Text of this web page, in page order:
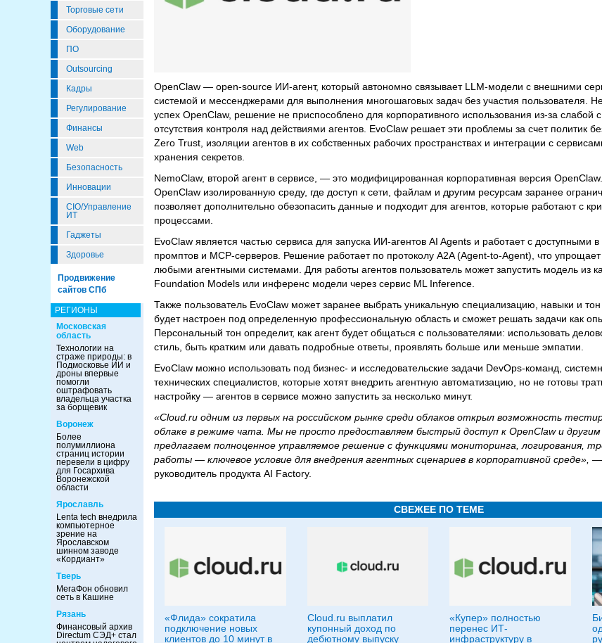
Торговые сети
Оборудование
ПО
Outsourcing
Кадры
Регулирование
Финансы
Web
Безопасность
Инновации
CIO/Управление
ИТ
Гаджеты
Здоровье
Продвижение
сайтов СПб
РЕГИОНЫ
Московская
область
Технологии на
страже природы: в
Подмосковье ИИ и
дроны впервые
помогли
оштрафовать
владельца участка
за борщевик
Воронеж
Более
полумиллиона
страниц истории
перевели в цифру
для Госархива
Воронежской
области
Ярославль
Lenta tech внедрила
компьютерное
зрение на
Ярославском
шинном заводе
«Кордиант»
Тверь
МегаФон обновил
сеть в Кашине
Рязань
Финансовый архив
Directum СЭД+ стал
OpenClaw — open-source ИИ-агент, который автономно связывает LLM-модели с внешними
системой и мессенджерами для выполнения многошаговых задач без участия пользователя.
успех OpenClaw, решение не приспособлено для корпоративного использования из-за слабой
отсутствия контроля над действиями агентов. EvoClaw решает эти проблемы за счет политик
Zero Trust, изоляции агентов в их собственных рабочих пространствах и интеграции с
хранения секретов.
NemoClaw, второй агент в сервисе, — это модифицированная корпоративная версия
OpenClaw изолированную среду, где доступ к сети, файлам и другим ресурсам заранее
позволяет дополнительно обезопасить данные и подходит для агентов, которые работают с
процессами.
EvoClaw является частью сервиса для запуска ИИ-агентов AI Agents и работает с доступными в
промптов и MCP-серверов. Решение работает по протоколу A2A (Agent-to-Agent), что
любыми агентными системами. Для работы агентов пользователь может запустить модель из
Foundation Models или инференс модели через сервис ML Inference.
Также пользователь EvoClaw может заранее выбрать уникальную специализацию, навыки и
будет настроен под определенную профессиональную область и сможет решать задачи как
Персональный тон определит, как агент будет общаться с пользователями: использовать
стиль, быть кратким или давать подробные ответы, проявлять больше или меньше эмпатии.
EvoClaw можно использовать под бизнес- и исследовательские задачи DevOps-команд,
технических специалистов, которые хотят внедрить агентную автоматизацию, но не готовы
настройку — агентов в сервисе можно запустить за несколько минут.
«Cloud.ru одним из первых на российском рынке среди облаков открыл возможность
облаке в режиме чата. Мы не просто предоставляем быстрый доступ к OpenClaw и
предлагаем полноценное управляемое решение с функциями мониторинга, логирования,
работы — ключевое условие для внедрения агентных сценариев в корпоративной среде», —
руководитель продукта AI Factory.
СВЕЖЕЕ ПО ТЕМЕ
«Флида» сократила
подключение новых
клиентов до 10 минут в
Cloud.ru выплатил
купонный доход по
дебютному выпуску
«Купер» полностью
перенес ИТ-
инфраструктуру в